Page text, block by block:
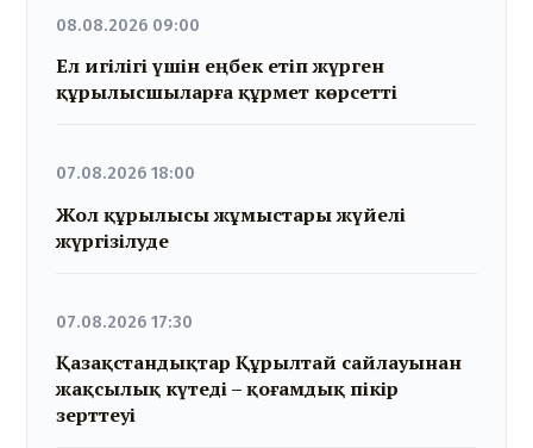
08.08.2026 09:00
Ел игілігі үшін еңбек етіп жүрген
құрылысшыларға құрмет көрсетті
07.08.2026 18:00
Жол құрылысы жұмыстары жүйелі
жүргізілуде
07.08.2026 17:30
Қазақстандықтар Құрылтай сайлауынан
жақсылық күтеді – қоғамдық пікір
зерттеуі